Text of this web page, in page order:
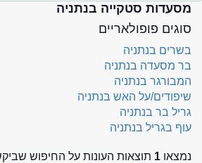
מסעדות סטקייה בנתניה
סוגים פופולאריים
בשרים בנתניה
בר מסעדה בנתניה
המבורגר בנתניה
שיפודים/על האש בנתניה
גריל בר בנתניה
עוף בגריל בנתניה
נמצאו 1 תוצאות העונות על החיפוש